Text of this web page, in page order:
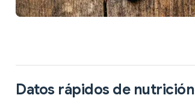
Datos rápidos de nutrición